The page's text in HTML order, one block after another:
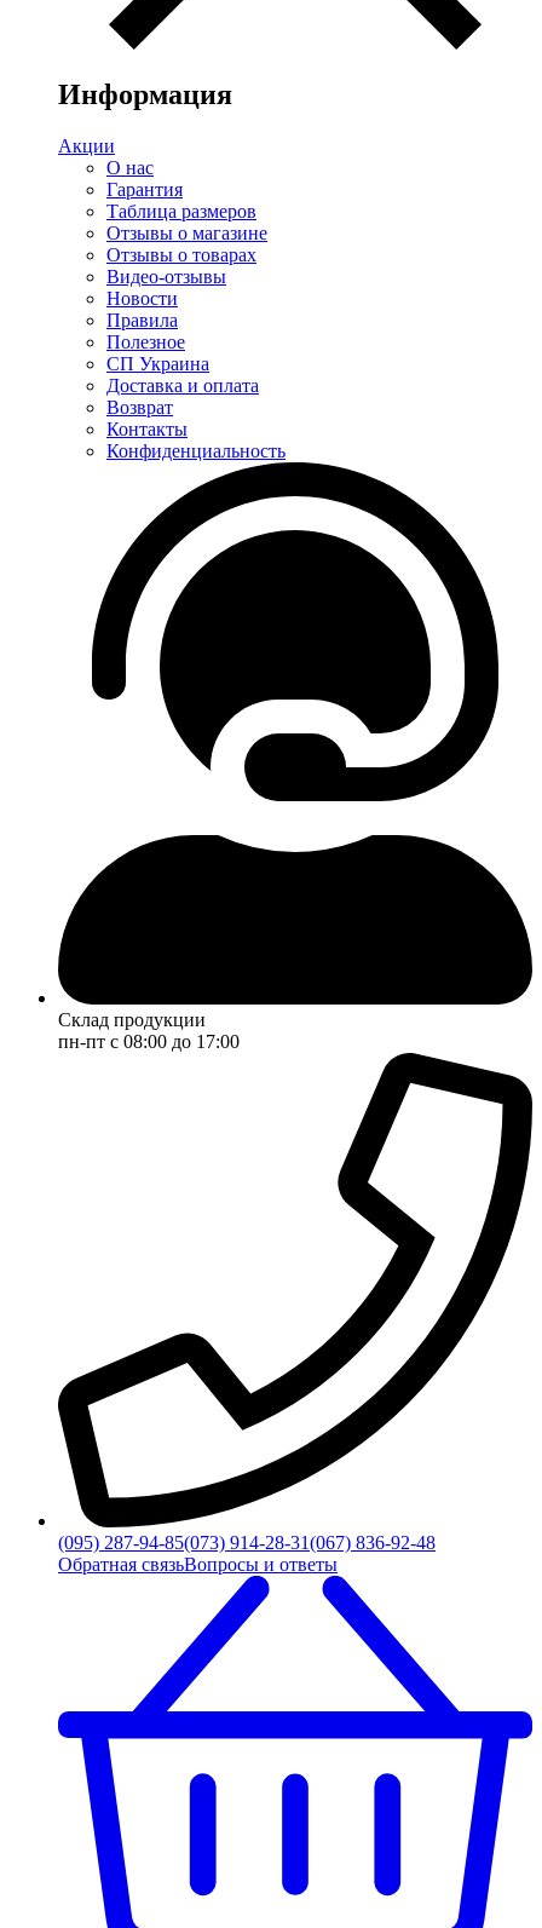
Информация
Акции
О нас
Гарантия
Таблица размеров
Отзывы о магазине
Отзывы о товарах
Видео-отзывы
Новости
Правила
Полезное
СП Украина
Доставка и оплата
Возврат
Контакты
Конфиденциальность
Склад продукции
пн-пт с 08:00 до 17:00
(095) 287-94-85(073) 914-28-31(067) 836-92-48
Обратная связьВопросы и ответы